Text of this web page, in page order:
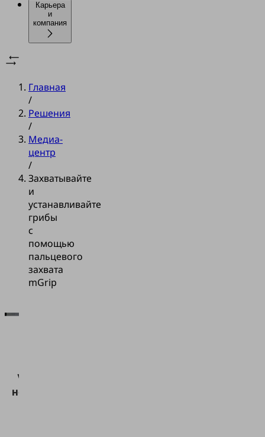
Карьера
и
компания
Главная
/
Решения
/
Медиа-
центр
/
Захватывайте
и
устанавливайте
грибы
с
помощью
пальцевого
захвата
mGrip
Vimeo нам
необходимо